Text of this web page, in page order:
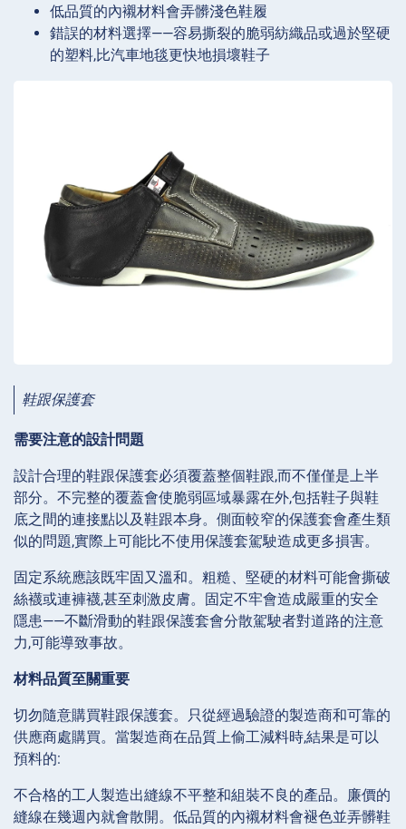
低品質的內襯材料會弄髒淺色鞋履
錯誤的材料選擇——容易撕裂的脆弱紡織品或過於堅硬
的塑料,比汽車地毯更快地損壞鞋子
鞋跟保護套
需要注意的設計問題
設計合理的鞋跟保護套必須覆蓋整個鞋跟,而不僅僅是上半
部分。不完整的覆蓋會使脆弱區域暴露在外,包括鞋子與鞋
底之間的連接點以及鞋跟本身。側面較窄的保護套會產生類
似的問題,實際上可能比不使用保護套駕駛造成更多損害。
固定系統應該既牢固又溫和。粗糙、堅硬的材料可能會撕破
絲襪或連褲襪,甚至刺激皮膚。固定不牢會造成嚴重的安全
隱患——不斷滑動的鞋跟保護套會分散駕駛者對道路的注意
力,可能導致事故。
材料品質至關重要
切勿隨意購買鞋跟保護套。只從經過驗證的製造商和可靠的
供應商處購買。當製造商在品質上偷工減料時,結果是可以
預料的:
不合格的工人製造出縫線不平整和組裝不良的產品。廉價的
縫線在幾週內就會散開。低品質的內襯材料會褪色並弄髒鞋